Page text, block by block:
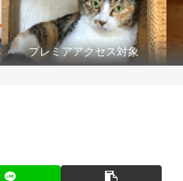
プレミアアクセス対象